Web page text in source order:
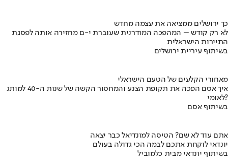
כך ירושלים ממציאה את עצמה מחדש
לא רק קודש – המהפכה המודרנית שעוברת י-ם מחזירה אותה לפסגת
התיירות הישראלית
בשיתוף עיריית ירושלים
מאחורי הקלעים של הטעם הישראלי
איך אסם הפכה את תקופת הצנע והמחסור הקשה של שנות ה-40 למותג
לאומי?
בשיתוף אסם
אתם עוד לא שם? הטיסה למונדיאל כבר יצאה
יונדאי לוקחת אתכם לבמה הכי גדולה בעולם
בשיתוף יונדאי מבית כלמוביל